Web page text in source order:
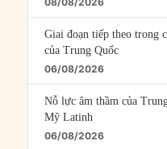
Giai đoạn tiếp theo trong
của Trung Quốc
06/08/2026
Nỗ lực âm thầm của
Mỹ Latinh
06/08/2026